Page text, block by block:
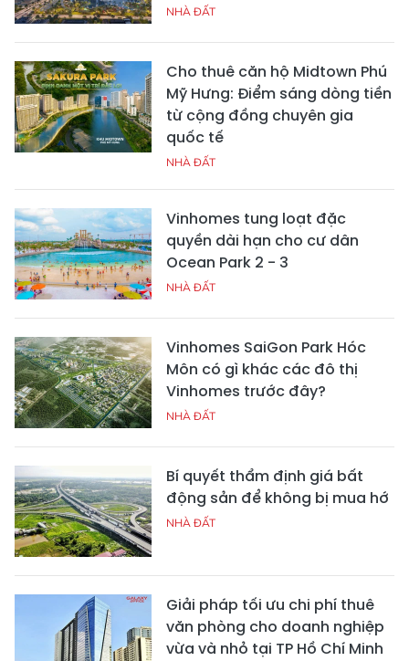
NHÀ ĐẤT
Cho thuê căn hộ Midtown Phú
Mỹ Hưng: Điểm sáng dòng tiền
từ cộng đồng chuyên gia
quốc tế
NHÀ ĐẤT
Vinhomes tung loạt đặc
quyền dài hạn cho cư dân
Ocean Park 2 - 3
NHÀ ĐẤT
Vinhomes SaiGon Park Hóc
Môn có gì khác các đô thị
Vinhomes trước đây?
NHÀ ĐẤT
Bí quyết thẩm định giá bất
động sản để không bị mua hớ
NHÀ ĐẤT
Giải pháp tối ưu chi phí thuê
văn phòng cho doanh nghiệp
vừa và nhỏ tại TP Hồ Chí Minh